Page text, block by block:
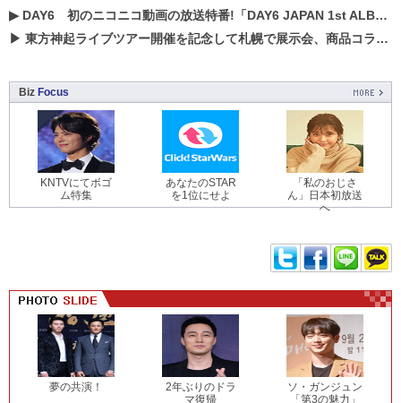
▶ DAY6 初のニコニコ動画の放送特番!「DAY6 JAPAN 1st ALBUM「UNLOCK」発売記念 ライブ@ニコ生」を配信決定!
▶ 東方神起ライブツアー開催を記念して札幌で展示会、商品コラボが実現！！
Biz Focus
KNTVにてボゴ
ム特集
あなたのSTAR
を1位にせよ
「私のおじさ
ん」日本初放送
へ
夢の共演！
2年ぶりのドラ
マ復帰
ソ・ガンジュン
「第3の魅力」